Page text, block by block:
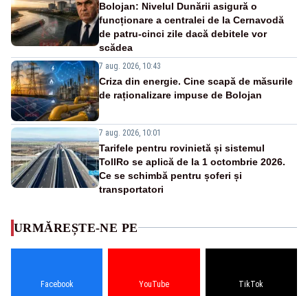
Bolojan: Nivelul Dunării asigură o
funcționare a centralei de la Cernavodă
de patru-cinci zile dacă debitele vor
scădea
7 aug. 2026, 10:43
Criza din energie. Cine scapă de măsurile
de raționalizare impuse de Bolojan
7 aug. 2026, 10:01
Tarifele pentru rovinietă și sistemul
TollRo se aplică de la 1 octombrie 2026.
Ce se schimbă pentru șoferi și
transportatori
URMĂREȘTE-NE PE
Facebook YouTube TikTok